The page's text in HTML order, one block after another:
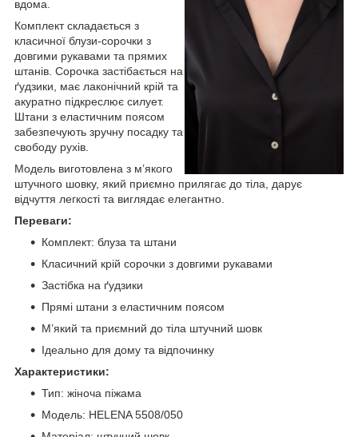
вдома.
Комплект складається з
класичної блузи-сорочки з
довгими рукавами та прямих
штанів. Сорочка застібається на
ґудзики, має лаконічний крій та
акуратно підкреслює силует.
Штани з еластичним поясом
забезпечують зручну посадку та
свободу рухів.
Модель виготовлена з м’якого
штучного шовку, який приємно прилягає до тіла, дарує
відчуття легкості та виглядає елегантно.
Переваги:
Комплект: блуза та штани
Класичний крій сорочки з довгими рукавами
Застібка на ґудзики
Прямі штани з еластичним поясом
М’який та приємний до тіла штучний шовк
Ідеально для дому та відпочинку
Характеристики:
Тип: жіноча піжама
Модель: HELENA 5508/050